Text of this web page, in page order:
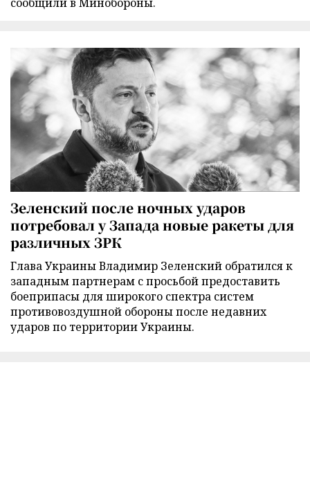
Зеленский после ночных ударов
потребовал у Запада новые ракеты для
различных ЗРК
Глава Украины Владимир Зеленский обратился к
западным партнерам с просьбой предоставить
боеприпасы для широкого спектра систем
противовоздушной обороны после недавних
ударов по территории Украины.